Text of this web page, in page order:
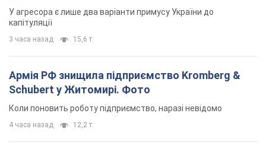
У агресора є лише два варіанти примусу України до
капітуляції
3 часа назад 15,6 т.
Армія РФ знищила підприємство Kromberg &
Schubert у Житомирі. Фото
Коли поновить роботу підприємство, наразі невідомо
4 часа назад 12,2 т.